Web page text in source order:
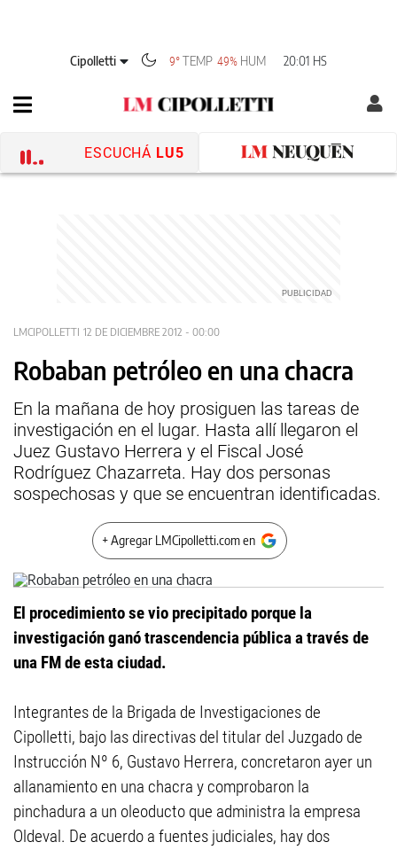
Cipolletti 9° TEMP 49% HUM 20:01 HS
ESCUCHÁ LU5
LMCIPOLLETTI 12 DE DICIEMBRE 2012 - 00:00
Robaban petróleo en una chacra
En la mañana de hoy prosiguen las tareas de
investigación en el lugar. Hasta allí llegaron el
Juez Gustavo Herrera y el Fiscal José
Rodríguez Chazarreta. Hay dos personas
sospechosas y que se encuentran identificadas.
+ Agregar LMCipolletti.com en
El procedimiento se vio precipitado porque la
investigación ganó trascendencia pública a través de
una FM de esta ciudad.
Integrantes de la Brigada de Investigaciones de
Cipolletti, bajo las directivas del titular del Juzgado de
Instrucción Nº 6, Gustavo Herrera, concretaron ayer un
allanamiento en una chacra y comprobaron la
pinchadura a un oleoducto que administra la empresa
Oldeval. De acuerdo a fuentes judiciales, hay dos